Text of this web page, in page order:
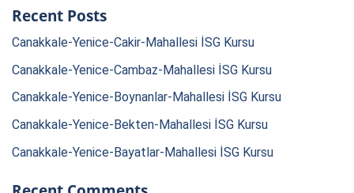
Recent Posts
Canakkale-Yenice-Cakir-Mahallesi İSG Kursu
Canakkale-Yenice-Cambaz-Mahallesi İSG Kursu
Canakkale-Yenice-Boynanlar-Mahallesi İSG Kursu
Canakkale-Yenice-Bekten-Mahallesi İSG Kursu
Canakkale-Yenice-Bayatlar-Mahallesi İSG Kursu